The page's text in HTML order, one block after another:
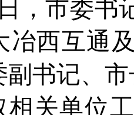
，市委书
冶西互通
副书记、
相关单位